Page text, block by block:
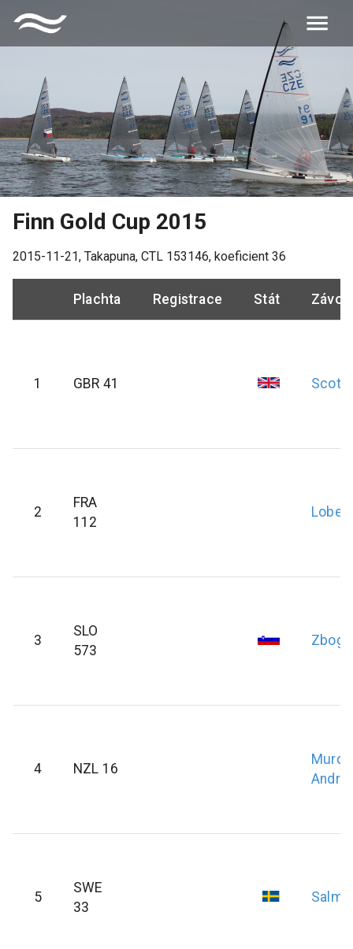
Finn Gold Cup 2015
2015-11-21, Takapuna, CTL 153146, koeficient 36
Plachta Registrace Stát
1 GBR 41 Scott
2
FRA
112
Lobert
3
SLO
573
4 NZL 16
5
SWE
33